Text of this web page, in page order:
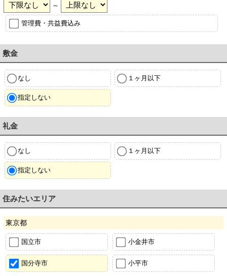
～
管理費・共益費込み
敷金
なし １ヶ月以下
指定しない
礼金
なし １ヶ月以下
指定しない
住みたいエリア
東京都
国立市 小金井市
国分寺市 小平市